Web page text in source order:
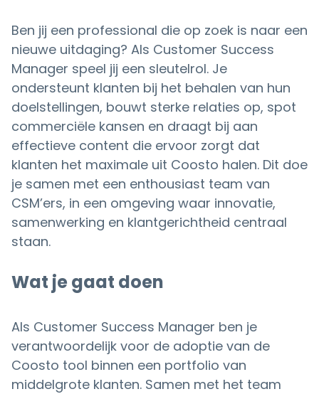
Ben jij een professional die op zoek is naar een
nieuwe uitdaging? Als Customer Success
Manager speel jij een sleutelrol. Je
ondersteunt klanten bij het behalen van hun
doelstellingen, bouwt sterke relaties op, spot
commerciële kansen en draagt bij aan
effectieve content die ervoor zorgt dat
klanten het maximale uit Coosto halen. Dit doe
je samen met een enthousiast team van
CSM’ers, in een omgeving waar innovatie,
samenwerking en klantgerichtheid centraal
staan.
Wat je gaat doen
Als Customer Success Manager ben je
verantwoordelijk voor de adoptie van de
Coosto tool binnen een portfolio van
middelgrote klanten. Samen met het team